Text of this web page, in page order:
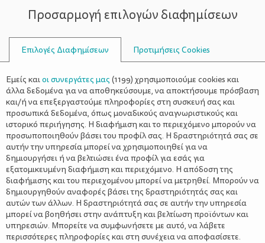
ΣΥΜΒΟΥΛΟΙ
ΑΔΕΡΦΙΚΉ ΣΧΈΣΗ
Προσαρμογή επιλογών διαφημίσεων
Επιλογές Διαφημίσεων Προτιμήσεις Cookies
Εμείς καιοι συνεργάτες μας (1199) χρησιμοποιούμε cookies και
άλλα δεδομένα για να αποθηκεύσουμε, να αποκτήσουμε πρόσβαση
και/ή να επεξεργαστούμε πληροφορίες στη συσκευή σας και
προσωπικά δεδομένα, όπως μοναδικούς αναγνωριστικούς και
ιστορικό περιήγησης. Η διαφήμιση και το περιεχόμενο μπορούν να
προσωποποιηθούν βάσει του προφίλ σας. Η δραστηριότητά σας σε
αυτήν την υπηρεσία μπορεί να χρησιμοποιηθεί για να
δημιουργήσει ή να βελτιώσει ένα προφίλ για εσάς για
εξατομικευμένη διαφήμιση και περιεχόμενο. Η απόδοση της
διαφήμισης και του περιεχομένου μπορεί να μετρηθεί. Μπορούν να
δημιουργηθούν αναφορές βάσει της δραστηριότητάς σας και
αυτών των άλλων. Η δραστηριότητά σας σε αυτήν την υπηρεσία
μπορεί να βοηθήσει στην ανάπτυξη και βελτίωση προϊόντων και
υπηρεσιών. Μπορείτε να συμφωνήσετε με αυτό, να λάβετε
περισσότερες πληροφορίες και στη συνέχεια να αποφασίσετε.